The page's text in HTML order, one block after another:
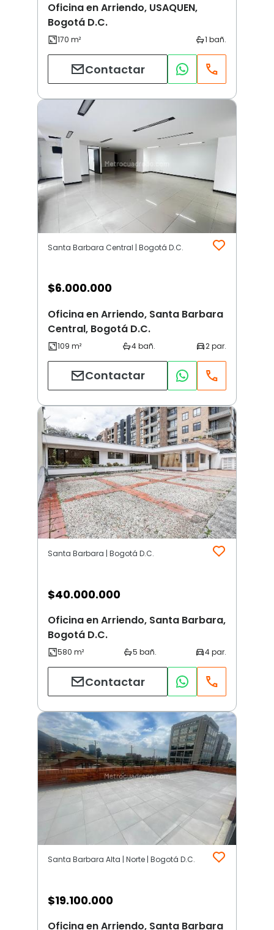
Oficina en Arriendo, USAQUEN,
Bogotá D.C.
Contactar
Santa Barbara Central | Bogotá D.C.
$6.000.000
Oficina en Arriendo, Santa Barbara
Central, Bogotá D.C.
Contactar
Santa Barbara | Bogotá D.C.
$40.000.000
Oficina en Arriendo, Santa Barbara,
Bogotá D.C.
Contactar
Santa Barbara Alta | Norte | Bogotá D.C.
$19.100.000
Oficina en Arriendo, Santa Barbara